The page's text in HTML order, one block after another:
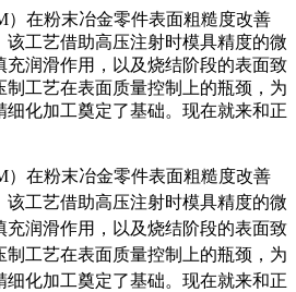
在粉末冶金零件表面粗糙度改善
工艺借助高压注射时模具精度的微
充润滑作用，以及烧结阶段的表面致
制工艺在表面质量控制上的瓶颈，为
化加工奠定了基础。现在就来和正
在粉末冶金零件表面粗糙度改善
工艺借助高压注射时模具精度的微
充润滑作用，以及烧结阶段的表面致
制工艺在表面质量控制上的瓶颈，为
化加工奠定了基础。现在就来和正